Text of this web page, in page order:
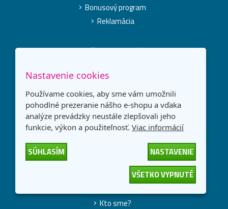
Bonusový program
Reklamácia
Prečo vybrať nás?
Prečo nakupovať u nás?
Alternatívne tonery TOREX®
Ekologická likvidácia a výkup tonerov
Partnerský program PRIME
O spoločnosti
Kto sme?
Nastavenie cookies
Používame cookies, aby sme vám umožnili
pohodlné prezeranie nášho e-shopu a vďaka
analýze prevádzky neustále zlepšovali jeho
funkcie, výkon a použiteľnosť. Viac informácií
SÚHLASÍM
NASTAVENIE
VŠETKO VYPNUTÉ